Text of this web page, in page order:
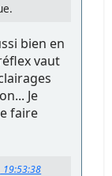
bien en
vaut
Je
faire
19:53:38